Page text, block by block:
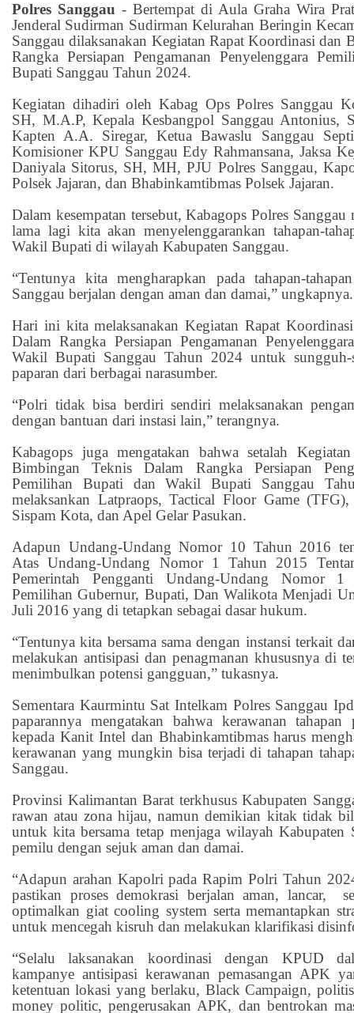
Polres Sanggau - Bertempat di Aula Graha Wira
Jenderal Sudirman Sudirman Kelurahan Beringin
Sanggau dilaksanakan Kegiatan Rapat Koordinasi dan
Rangka Persiapan Pengamanan Penyelenggara
Bupati Sanggau Tahun 2024.
Kegiatan dihadiri oleh Kabag Ops Polres Sanggau
SH, M.A.P, Kepala Kesbangpol Sanggau Antonius,
Kapten A.A. Siregar, Ketua Bawaslu Sanggau
Komisioner KPU Sanggau Edy Rahmansana, Jaksa
Daniyala Sitorus, SH, MH, PJU Polres Sanggau,
Polsek Jajaran, dan Bhabinkamtibmas Polsek Jajaran.
Dalam kesempatan tersebut, Kabagops Polres
lama lagi kita akan menyelenggarankan tahapan-
Wakil Bupati di wilayah Kabupaten Sanggau.
“Tentunya kita mengharapkan pada tahapan-
Sanggau berjalan dengan aman dan damai,” ungkapnya.
Hari ini kita melaksanakan Kegiatan Rapat
Dalam Rangka Persiapan Pengamanan
Wakil Bupati Sanggau Tahun 2024 untuk sungguh-
paparan dari berbagai narasumber.
“Polri tidak bisa berdiri sendiri melaksanakan
dengan bantuan dari instasi lain,” terangnya.
Kabagops juga mengatakan bahwa setalah
Bimbingan Teknis Dalam Rangka Persiapan
Pemilihan Bupati dan Wakil Bupati Sanggau
melaksankan Latpraops, Tactical Floor Game
Sispam Kota, dan Apel Gelar Pasukan.
Adapun Undang-Undang Nomor 10 Tahun 2016
Atas Undang-Undang Nomor 1 Tahun 2015
Pemerintah Pengganti Undang-Undang Nomor
Pemilihan Gubernur, Bupati, Dan Walikota Menjadi
Juli 2016 yang di tetapkan sebagai dasar hukum.
“Tentunya kita bersama sama dengan instansi terkait
melakukan antisipasi dan penagmanan khususnya di
menimbulkan potensi gangguan,” tukasnya.
Sementara Kaurmintu Sat Intelkam Polres Sanggau
paparannya mengatakan bahwa kerawanan
kepada Kanit Intel dan Bhabinkamtibmas harus
kerawanan yang mungkin bisa terjadi di tahapan
Sanggau.
Provinsi Kalimantan Barat terkhusus Kabupaten
rawan atau zona hijau, namun demikian kitak tidak
untuk kita bersama tetap menjaga wilayah Kabupaten
pemilu dengan sejuk aman dan damai.
“Adapun arahan Kapolri pada Rapim Polri Tahun
pastikan proses demokrasi berjalan aman, lancar,
optimalkan giat cooling system serta memantapkan
untuk mencegah kisruh dan melakukan klarifikasi
“Selalu laksanakan koordinasi dengan KPUD
kampanye antisipasi kerawanan pemasangan APK
ketentuan lokasi yang berlaku, Black Campaign,
money politic, pengerusakan APK, dan bentrokan